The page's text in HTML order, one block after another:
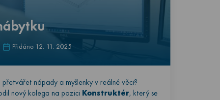
Přidáno 12. 11. 2025
nápady a myšlenky v reálné věci?
nový kolega na pozici Konstruktér, který se